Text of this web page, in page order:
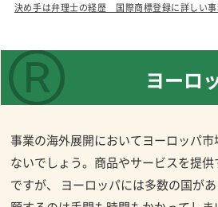
決め手は弁理士の経歴 国際商標登録に詳しい事
ヨーロ
事業の海外展開においてヨーロッパ
ないでしょう。商品やサービスを提
ですが、 ヨーロッパには多数の国が